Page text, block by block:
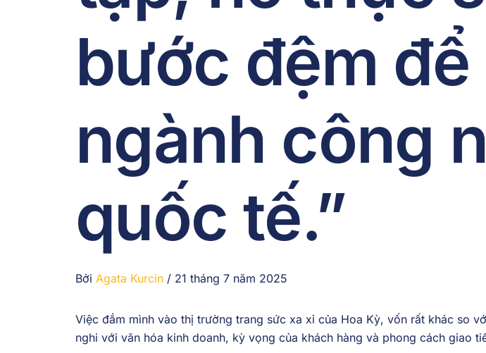
bước đệm
ngành công
quốc tế.”
Bởi Agata Kurcin/ 21 tháng 7 năm 2025
Việc đắm mình vào thị trường trang sức xa xỉ của Hoa Kỳ, vốn rất khác so
nghi với văn hóa kinh doanh, kỳ vọng của khách hàng và phong cách giao